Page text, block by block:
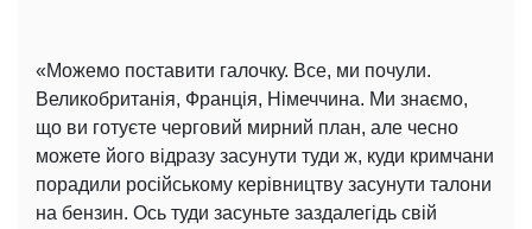
«Можемо поставити галочку. Все, ми почули.
Великобританія, Франція, Німеччина. Ми знаємо,
що ви готуєте черговий мирний план, але чесно
можете його відразу засунути туди ж, куди кримчани
порадили російському керівництву засунути талони
на бензин. Ось туди засуньте заздалегідь свій